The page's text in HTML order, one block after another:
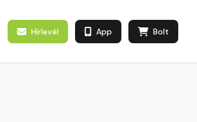
Hírlevél App Bolt